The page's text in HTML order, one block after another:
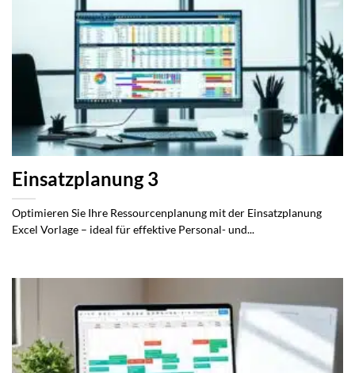
Einsatzplanung 3
Optimieren Sie Ihre Ressourcenplanung mit der Einsatzplanung
Excel Vorlage – ideal für effektive Personal- und...